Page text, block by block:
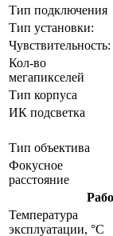
Тип подключения
Тип установки:
Чувствительность:
Кол-во
мегапикселей
Тип корпуса
ИК подсветка
Тип объектива
Фокусное
расстояние
Температура
эксплуатации, °C